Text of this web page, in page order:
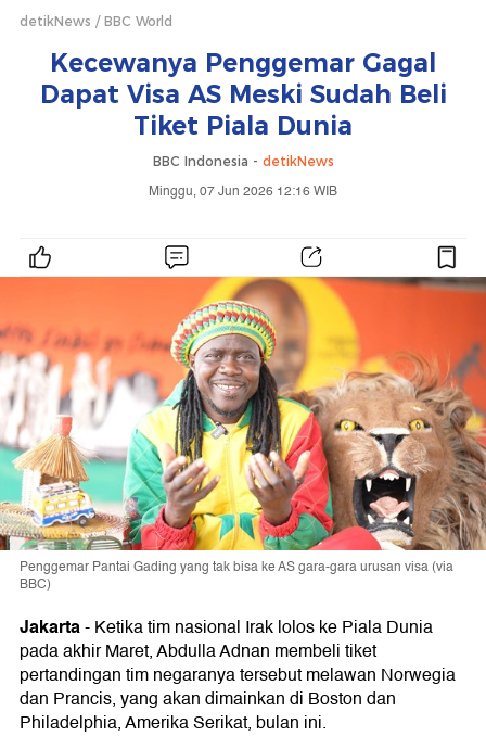
detikNews BBC World
Kecewanya Penggemar Gagal
Dapat Visa AS Meski Sudah Beli
Tiket Piala Dunia
BBC Indonesia - detikNews
Minggu, 07 Jun 2026 12:16 WIB
Penggemar Pantai Gading yang tak bisa ke AS gara-gara urusan visa (via
BBC)
Jakarta-Ketika tim nasional Irak lolos ke Piala Dunia
pada akhir Maret, Abdulla Adnan membeli tiket
pertandingan tim negaranya tersebut melawan Norwegia
dan Prancis, yang akan dimainkan di Boston dan
Philadelphia, Amerika Serikat, bulan ini.